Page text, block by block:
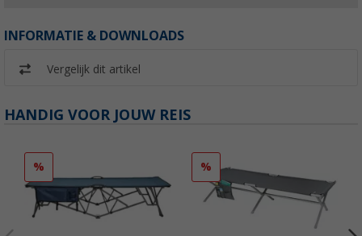
INFORMATIE & DOWNLOADS
Vergelijk dit artikel
HANDIG VOOR JOUW REIS
% %